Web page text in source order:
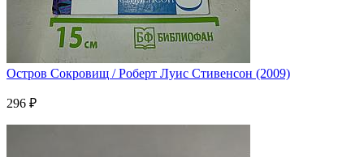
Остров Сокровищ / Роберт Луис Стивенсон (2009)
296 ₽